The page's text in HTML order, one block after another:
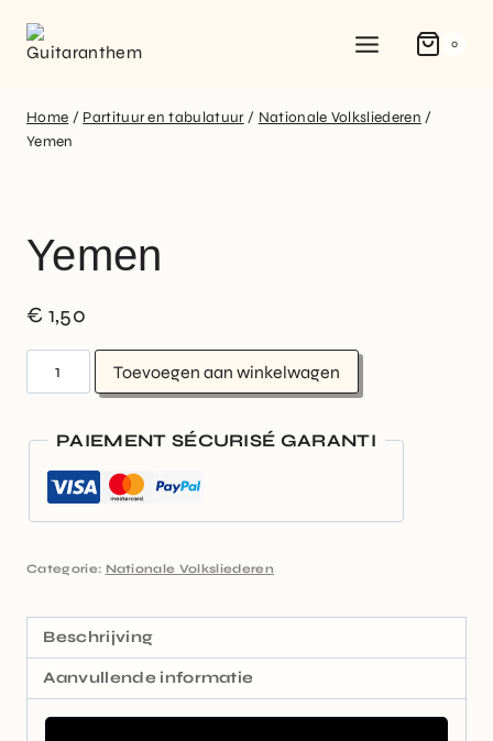
0
Home / Partituur en tabulatuur / Nationale Volksliederen /
Yemen
Yemen
€ 1,50
Toevoegen aan winkelwagen
PAIEMENT SÉCURISÉ GARANTI
Categorie: Nationale Volksliederen
Beschrijving
Aanvullende informatie